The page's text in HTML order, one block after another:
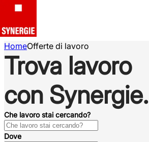
HomeOfferte di lavoro
Trova lavoro
con Synergie.
Che lavoro stai cercando?
Dove